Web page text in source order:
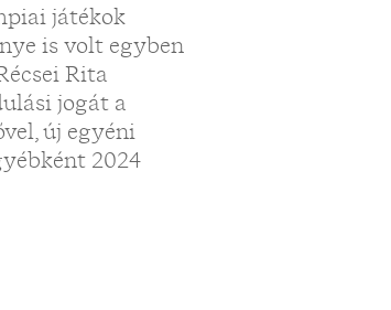
játékok
is volt egyben
Rita
jogát a
új egyéni
2024